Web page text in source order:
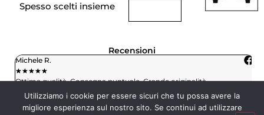
Spesso scelti insieme
Recensioni
Michele R.
★★★★★
Ottima qualità. Consegna puntuale. Grande originalità.
Utilizziamo i cookie per essere sicuri che tu possa avere la
migliore esperienza sul nostro sito. Se continui ad utilizzare